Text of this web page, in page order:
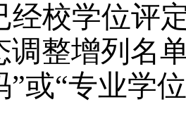
经校学位评
调整增列名
”或“专业学